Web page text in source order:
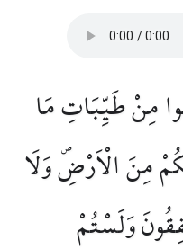
مِنْ طَيِّبَاتِ مَا
مِنَ الْاَرْضِۖ وَلَا
وَلَسْتُمْ